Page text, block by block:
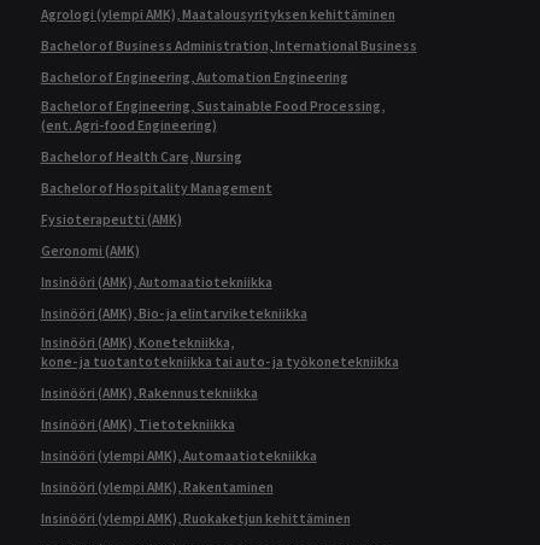
Agrologi (ylempi AMK), Maatalousyrityksen kehittäminen
Bachelor of Business Administration, International Business
Bachelor of Engineering, Automation Engineering
Bachelor of Engineering, Sustainable Food Processing,
(ent. Agri-food Engineering)
Bachelor of Health Care, Nursing
Bachelor of Hospitality Management
Fysioterapeutti (AMK)
Geronomi (AMK)
Insinööri (AMK), Automaatiotekniikka
Insinööri (AMK), Bio- ja elintarviketekniikka
Insinööri (AMK), Konetekniikka,
kone- ja tuotantotekniikka tai auto- ja työkonetekniikka
Insinööri (AMK), Rakennustekniikka
Insinööri (AMK), Tietotekniikka
Insinööri (ylempi AMK), Automaatiotekniikka
Insinööri (ylempi AMK), Rakentaminen
Insinööri (ylempi AMK), Ruokaketjun kehittäminen